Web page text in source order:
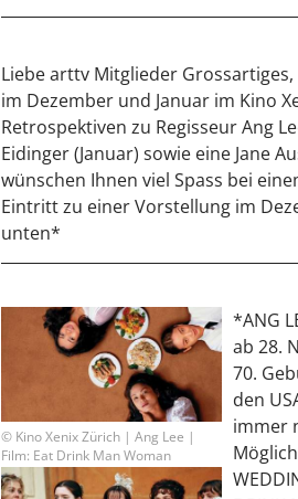
Liebe arttv Mitglieder
im Dezember und Januar im Kino
Retrospektiven zu Regisseur Ang
Eidinger (Januar) sowie eine Jane
wünschen Ihnen viel Spass bei
Eintritt zu einer Vorstellung im
unten*
© Kino Xenix Zürich | Ang Lee |
Film: Eat Drink Man Woman
*ANG
ab 28.
70.
den
immer